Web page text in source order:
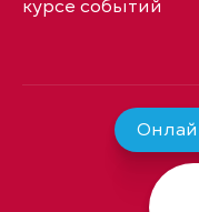
курсе событий